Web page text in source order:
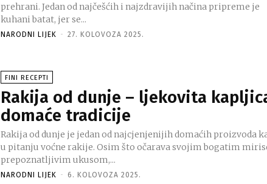
prehrani. Jedan od najčešćih i najzdravijih načina pripreme je
kuhani batat, jer se...
NARODNI LIJEK - 27. KOLOVOZA 2025.
FINI RECEPTI
Rakija od dunje – ljekovita
domaće tradicije
Rakija od dunje je jedan od najcjenjenijih domaćih proizvoda
u pitanju voćne rakije. Osim što očarava svojim bogatim
prepoznatljivim ukusom,...
NARODNI LIJEK - 6. KOLOVOZA 2025.